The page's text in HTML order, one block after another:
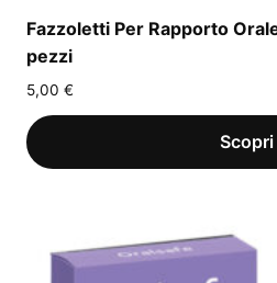
Fazzoletti Per Rapporto
pezzi
5,00 €